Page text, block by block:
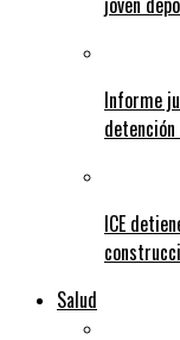
Informe
ICE
Salud